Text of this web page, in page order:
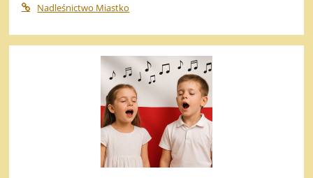
Nadleśnictwo Miastko